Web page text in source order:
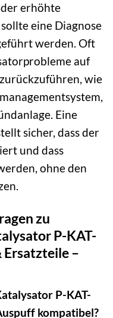
erhöhte
eine Diagnose
werden. Oft
auf
wie
Eine
sicher, dass der
und dass
ohne den
zu
P-KAT-
–
P-KAT-
kompatibel?